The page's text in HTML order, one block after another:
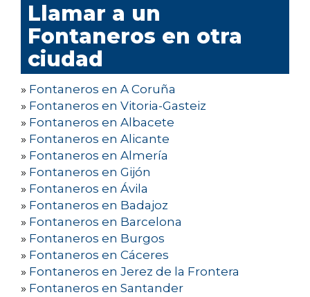
Llamar a un
Fontaneros en otra
ciudad
» Fontaneros en A Coruña
» Fontaneros en Vitoria-Gasteiz
» Fontaneros en Albacete
» Fontaneros en Alicante
» Fontaneros en Almería
» Fontaneros en Gijón
» Fontaneros en Ávila
» Fontaneros en Badajoz
» Fontaneros en Barcelona
» Fontaneros en Burgos
» Fontaneros en Cáceres
» Fontaneros en Jerez de la Frontera
» Fontaneros en Santander